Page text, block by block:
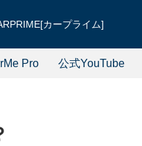
カープライム]
Pro 公式YouTube